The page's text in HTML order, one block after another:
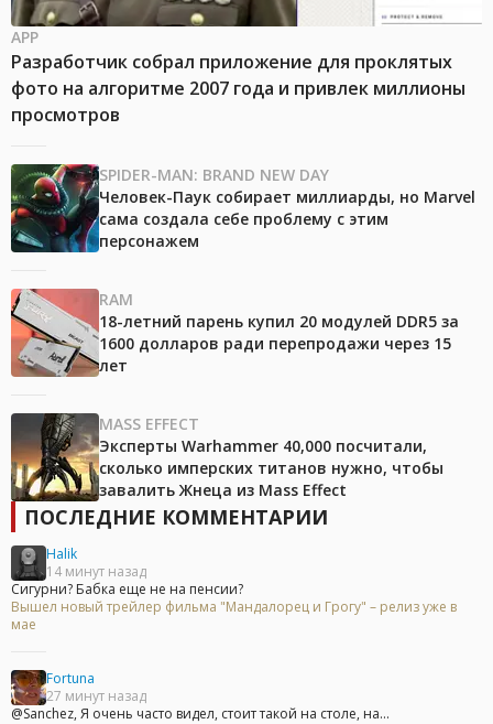
APP
Разработчик собрал приложение для проклятых
фото на алгоритме 2007 года и привлек миллионы
просмотров
SPIDER-MAN: BRAND NEW DAY
Человек-Паук собирает миллиарды, но Marvel
сама создала себе проблему с этим
персонажем
RAM
18-летний парень купил 20 модулей DDR5 за
1600 долларов ради перепродажи через 15
лет
MASS EFFECT
Эксперты Warhammer 40,000 посчитали,
сколько имперских титанов нужно, чтобы
завалить Жнеца из Mass Effect
ПОСЛЕДНИЕ КОММЕНТАРИИ
Halik
14 минут назад
Сигурни? Бабка еще не на пенсии?
Вышел новый трейлер фильма "Мандалорец и Грогу" – релиз уже в
мае
Fortuna
27 минут назад
@Sanchez, Я очень часто видел, стоит такой на столе, на...